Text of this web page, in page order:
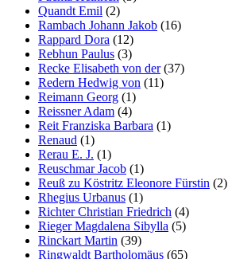
Quandt Emil (2)
Rambach Johann Jakob (16)
Rappard Dora (12)
Rebhun Paulus (3)
Recke Elisabeth von der(37)
Redern Hedwig von (11)
Reimann Georg (1)
Reissner Adam (4)
Reit Franziska Barbara (1)
Renaud (1)
Rerau E. J. (1)
Reuschmar Jacob (1)
Reuß zu Köstritz Eleonore Fürstin (2)
Rhegius Urbanus (1)
Richter Christian Friedrich (4)
Rieger Magdalena Sibylla (5)
Rinckart Martin (39)
Ringwaldt Bartholomäus (65)